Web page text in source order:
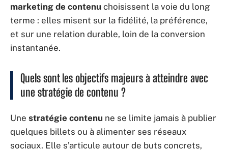
marketing de contenu choisissent la voie du long
terme : elles misent sur la fidélité, la préférence,
et sur une relation durable, loin de la conversion
instantanée.
Quels sont les objectifs majeurs à atteindre avec
une stratégie de contenu ?
Une stratégie contenu ne se limite jamais à publier
quelques billets ou à alimenter ses réseaux
sociaux. Elle s’articule autour de buts concrets,